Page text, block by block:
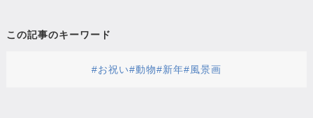
この記事のキーワード
#お祝い#動物#新年#風景画